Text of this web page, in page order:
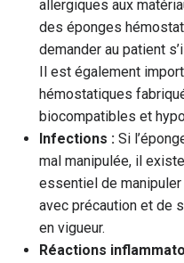
allergiques aux
des éponges
demander au patient
Il est également
hémostatiques
biocompatibles et
Infections : Si
mal manipulée, il
essentiel de
avec précaution et de
en vigueur.
Réactions